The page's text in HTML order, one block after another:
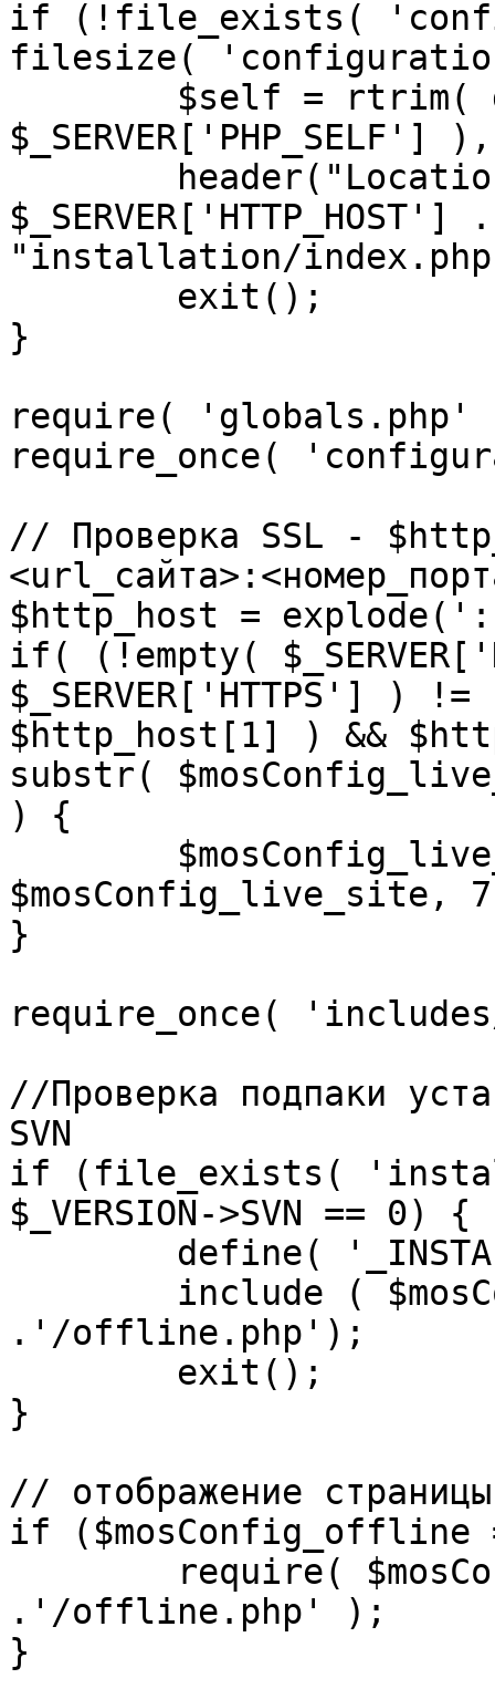
if (!file_exists(
filesize(
"installation/
}
require(
require_once(
// Проверка SSL -
$http_host = explode(':',
if( (!empty(
$_SERVER['HTTPS']
$http_host[1] ) &&
substr(
) {
$mosConfig_live_site,
}
require_once(
//Проверка подпаки
SVN
if (file_exists(
$_VERSION->SVN == 0) {
.'/offline.php');
}
// отображение
if ($mosConfig_offline
.'/offline.php' );
}